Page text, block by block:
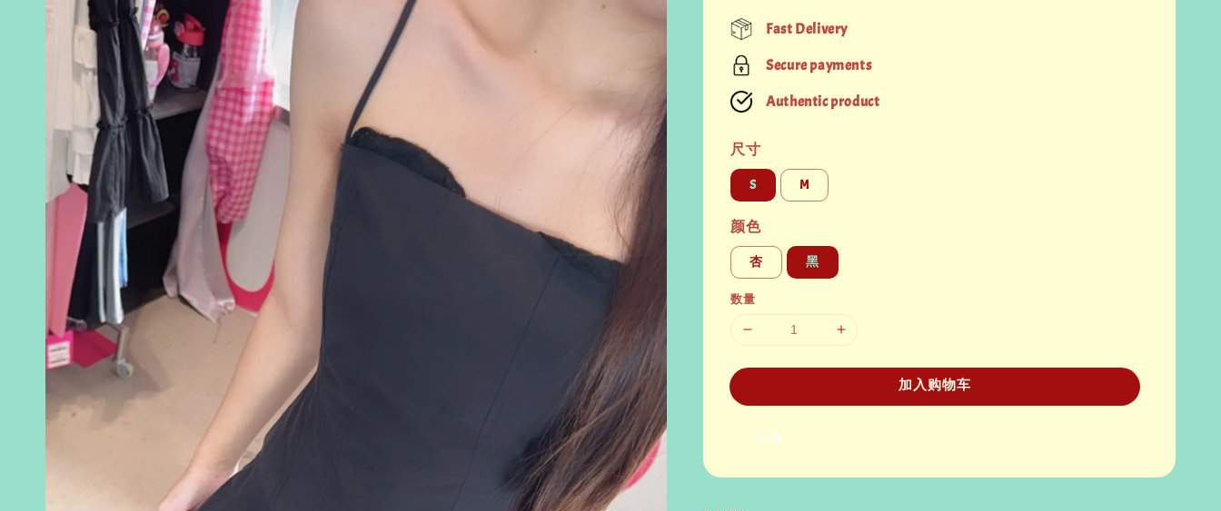
price
Fast Delivery
Secure payments
Authentic product
尺寸
S M
颜色
杏 黑
数量
加入购物车
分享